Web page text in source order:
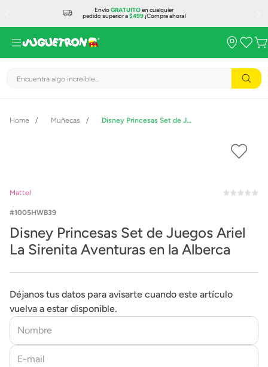
EnvíoGRATUITOen cualquier
pedido superior a$499¡Compra ahora!
Encuentra algo increíble...
Muñecas Disney Princesas Set de Juegos Ariel La Sirenita Aventuras en la Alberca
Mattel
1005HWB39
Disney Princesas Set de Juegos Ariel
La Sirenita Aventuras en la Alberca
Déjanos tus datos para avisarte cuando este artículo
vuelva a estar disponible.